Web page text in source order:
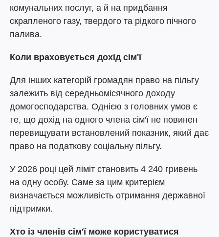
комунальних послуг, а й на придбання
скрапленого газу, твердого та рідкого пічного
палива.
Коли враховується дохід сім'ї
Для інших категорій громадян право на пільгу
залежить від середньомісячного доходу
домогосподарства. Однією з головних умов є
те, що дохід на одного члена сім'ї не повинен
перевищувати встановлений показник, який дає
право на податкову соціальну пільгу.
У 2026 році цей ліміт становить 4 240 гривень
на одну особу. Саме за цим критерієм
визначається можливість отримання державної
підтримки.
Хто із членів сім'ї може користуватися